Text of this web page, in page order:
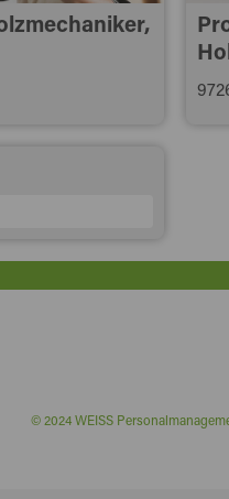
© 2024 WEISS